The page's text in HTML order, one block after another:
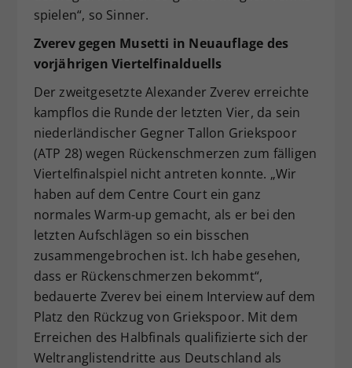
spielen“, so Sinner.
Zverev gegen Musetti in Neuauflage des
vorjährigen Viertelfinalduells
Der zweitgesetzte Alexander Zverev erreichte
kampflos die Runde der letzten Vier, da sein
niederländischer Gegner Tallon Griekspoor
(ATP 28) wegen Rückenschmerzen zum fälligen
Viertelfinalspiel nicht antreten konnte. „Wir
haben auf dem Centre Court ein ganz
normales Warm-up gemacht, als er bei den
letzten Aufschlägen so ein bisschen
zusammengebrochen ist. Ich habe gesehen,
dass er Rückenschmerzen bekommt“,
bedauerte Zverev bei einem Interview auf dem
Platz den Rückzug von Griekspoor. Mit dem
Erreichen des Halbfinals qualifizierte sich der
Weltranglistendritte aus Deutschland als